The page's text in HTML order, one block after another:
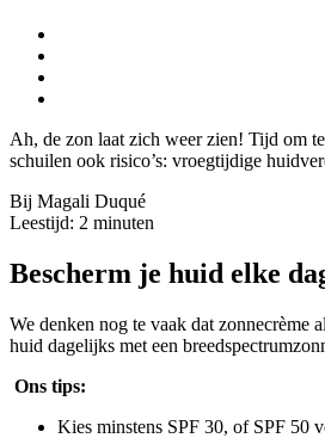
Ah, de zon laat zich weer zien! Tijd om
schuilen ook risico’s: vroegtijdige
Bij Magali Duqué
Leestijd: 2 minuten
Bescherm je huid elke
We denken nog te vaak dat zonnecrème
huid dagelijks met een
Ons tips:
Kies minstens SPF 30, of SPF 50